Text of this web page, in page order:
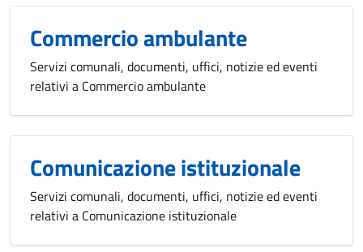
Commercio ambulante
Servizi comunali, documenti, uffici, notizie ed eventi
relativi a Commercio ambulante
Comunicazione istituzionale
Servizi comunali, documenti, uffici, notizie ed eventi
relativi a Comunicazione istituzionale